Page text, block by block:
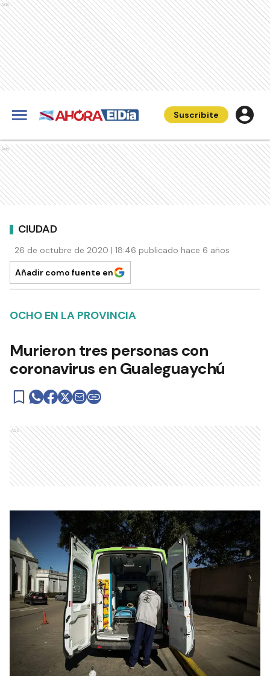
Ads
Suscribite
Ads
CIUDAD
26 de octubre de 2020 | 18:46 publicado hace 6 años
Añadir como fuente en
OCHO EN LA PROVINCIA
Murieron tres personas con
coronavirus en Gualeguaychú
Ads